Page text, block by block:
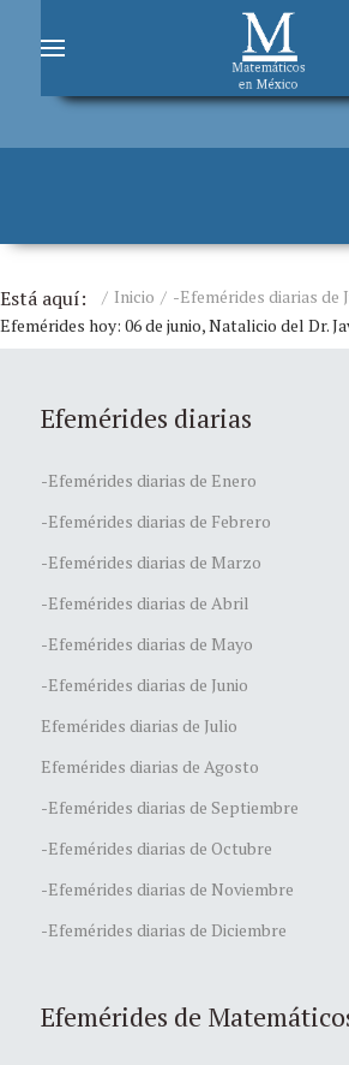
Está aquí: Inicio
-Efemérides diarias de
Efemérides hoy: 06 de junio, Natalicio del Dr.
Efemérides diarias
-Efemérides diarias de Enero
-Efemérides diarias de Febrero
-Efemérides diarias de Marzo
-Efemérides diarias de Abril
-Efemérides diarias de Mayo
-Efemérides diarias de Junio
Efemérides diarias de Julio
Efemérides diarias de Agosto
-Efemérides diarias de Septiembre
-Efemérides diarias de Octubre
-Efemérides diarias de Noviembre
-Efemérides diarias de Diciembre
Efemérides de